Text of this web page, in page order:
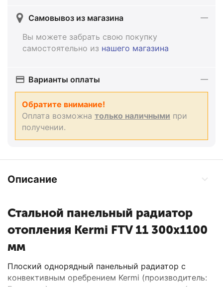
Самовывоз из магазина
Вы можете забрать свою покупку
самостоятельно из нашего магазина
Варианты оплаты
Обратите внимание!
Оплата возможна только наличными при
получении.
Описание
Стальной панельный радиатор
отопления Kermi FTV 11 300x1100
мм
Плоский однорядный панельный радиатор с
конвективным оребрением Kermi (производитель: